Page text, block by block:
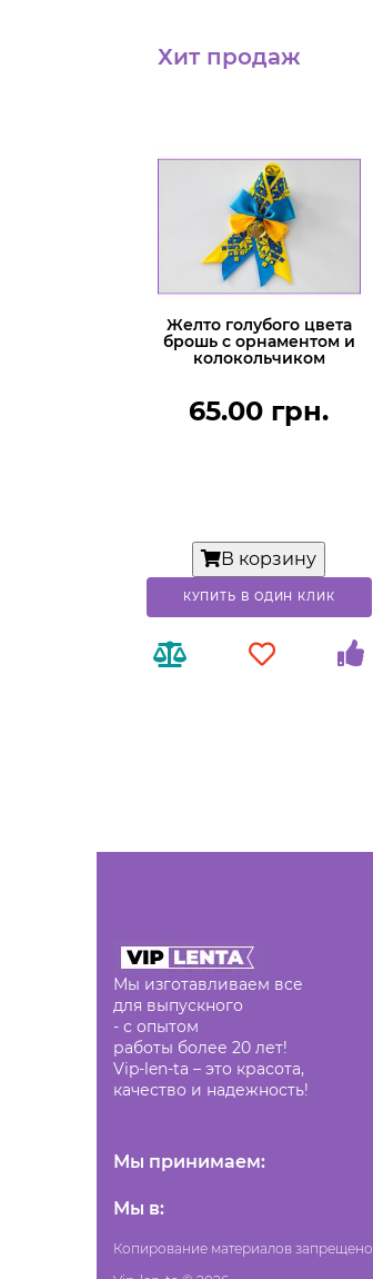
Хит продаж
Желто голубого цвета
брошь с орнаментом и
колокольчиком
65.00 грн.
В корзину
КУПИТЬ В ОДИН КЛИК
Мы изготавливаем все
для выпускного
- с опытом
работы более 20 лет!
Vip-len-ta – это красота,
качество и надежность!
Мы принимаем:
Мы в:
Копирование материалов запрещено